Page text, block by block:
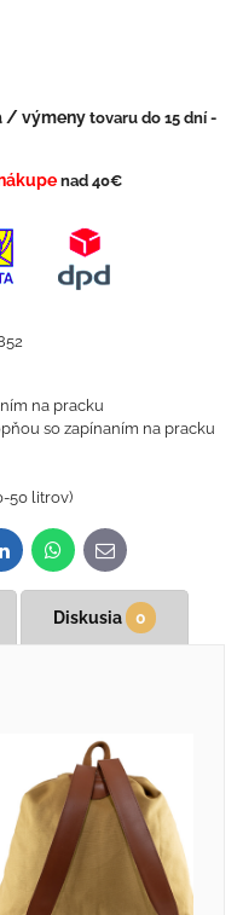
/ výmenytovaru do 15 dní -
nad 40€
na pracku
so zapínaním na pracku
50 litrov)
LinkedInWhatsApp
E-
mail
Diskusia 0